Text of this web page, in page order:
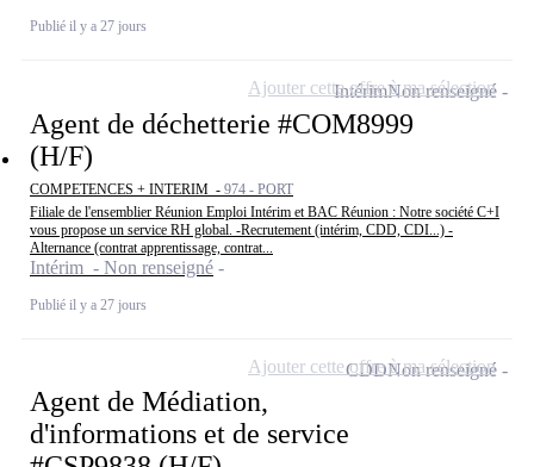
Publié il y a 27 jours
Agent de déchetterie #COM8999
(H/F)
COMPETENCES + INTERIM - 974 - PORT
Filiale de l'ensemblier Réunion Emploi Intérim et BAC Réunion : Notre société C+I
vous propose un service RH global. -Recrutement (intérim, CDD, CDI...) -
Alternance (contrat apprentissage, contrat...
Intérim - Non renseigné
Publié il y a 27 jours
IntérimNon renseigné
Ajouter cette offre à ma sélection
Agent de Médiation,
d'informations et de service
CDDNon renseigné
Ajouter cette offre à ma sélection